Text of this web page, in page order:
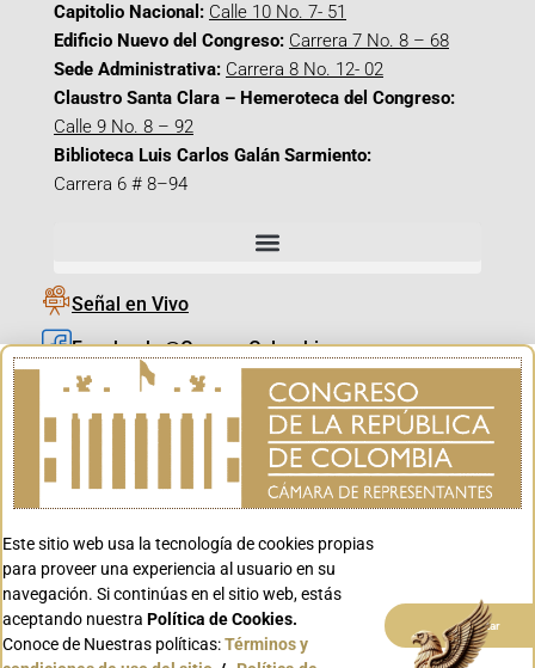
Capitolio Nacional: Calle 10 No. 7- 51
Edificio Nuevo del Congreso: Carrera 7 No. 8 – 68
Sede Administrativa: Carrera 8 No. 12- 02
Claustro Santa Clara – Hemeroteca del Congreso:
Calle 9 No. 8 – 92
Biblioteca Luis Carlos Galán Sarmiento:
Carrera 6 # 8–94
Señal en Vivo
Facebook_@CamaraColombia
Instagram_@CamaraColombia
X_@CamaraColombia
Youtube_@CamaraColombia
Youtube_@CanalCongreso
Este sitio web usa la tecnología de cookies propias
para proveer una experiencia al usuario en su
navegación. Si continúas en el sitio web, estás
aceptando nuestra Política de Cookies.
Conoce de Nuestras políticas:Términos y
Aceptar